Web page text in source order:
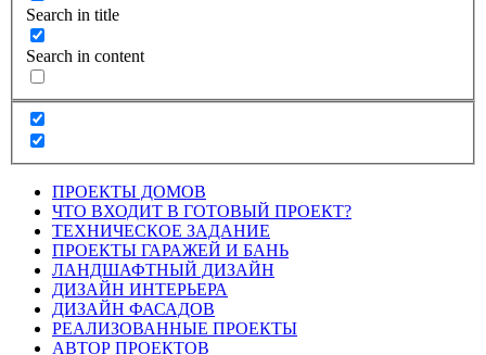
Search in title
Search in content
ПРОЕКТЫ ДОМОВ
ЧТО ВХОДИТ В ГОТОВЫЙ ПРОЕКТ?
ТЕХНИЧЕСКОЕ ЗАДАНИЕ
ПРОЕКТЫ ГАРАЖЕЙ И БАНЬ
ЛАНДШАФТНЫЙ ДИЗАЙН
ДИЗАЙН ИНТЕРЬЕРА
ДИЗАЙН ФАСАДОВ
РЕАЛИЗОВАННЫЕ ПРОЕКТЫ
АВТОР ПРОЕКТОВ